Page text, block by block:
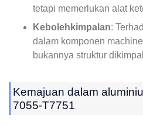
tetapi memerlukan alat
Kebolehkimpalan:
dalam komponen
bukannya struktur
Kemajuan dalam
7055-T7751